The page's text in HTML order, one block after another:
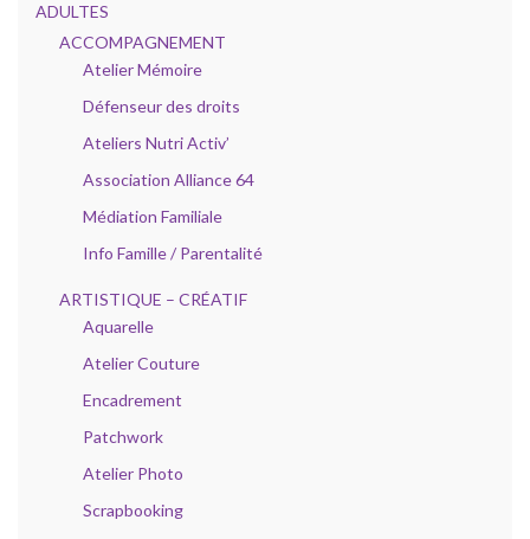
ADULTES
ACCOMPAGNEMENT
Atelier Mémoire
Défenseur des droits
Ateliers Nutri Activ’
Association Alliance 64
Médiation Familiale
Info Famille / Parentalité
ARTISTIQUE – CRÉATIF
Aquarelle
Atelier Couture
Encadrement
Patchwork
Atelier Photo
Scrapbooking